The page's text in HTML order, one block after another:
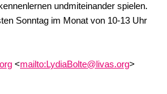
undmiteinander spielen.
Sonntag im Monat von 10-13 Uhr
<mailto:LydiaBolte@livas.org>